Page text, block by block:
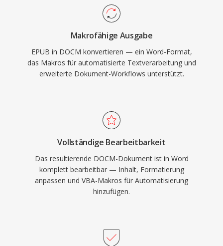
Makrofähige Ausgabe
EPUB in DOCM konvertieren — ein Word-Format,
das Makros für automatisierte Textverarbeitung und
erweiterte Dokument-Workflows unterstützt.
Vollständige Bearbeitbarkeit
Das resultierende DOCM-Dokument ist in Word
komplett bearbeitbar — Inhalt, Formatierung
anpassen und VBA-Makros für Automatisierung
hinzufügen.